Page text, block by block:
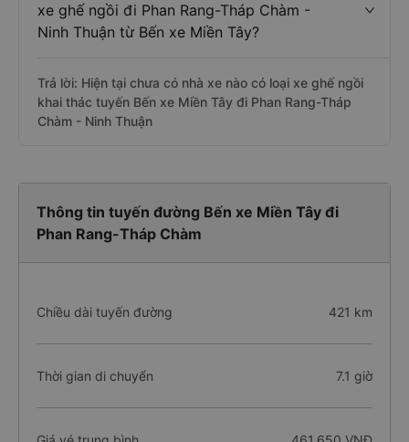
xe ghế ngồi đi Phan Rang-Tháp Chàm -
Ninh Thuận từ Bến xe Miền Tây?
Trả lời: Hiện tại chưa có nhà xe nào có loại xe ghế ngồi
khai thác tuyến Bến xe Miền Tây đi Phan Rang-Tháp
Chàm - Ninh Thuận
Thông tin tuyến đường Bến xe Miền Tây đi
Phan Rang-Tháp Chàm
Chiều dài tuyến đường 421 km
Thời gian di chuyển 7.1 giờ